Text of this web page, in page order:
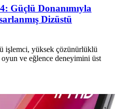
Güçlü Donanımıyla
Dizüstü
işlemci, yüksek çözünürlüklü
ve eğlence deneyimini üst